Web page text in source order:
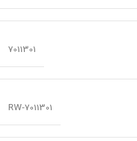
7011301
RW-7011301